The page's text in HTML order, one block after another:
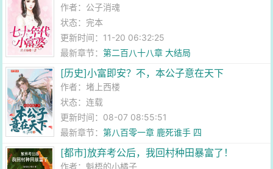
作者： 公子消魂
状态：完本
更新时间：11-20 06:32:25
最新章节：第二百八十八章 大结局
[历史]小富即安？不，本公子意在天下
作者：堵上西楼
状态：连载
更新时间：08-07 08:55:51
最新章节：第八百零一章 鹿死谁手 四
[都市]放弃考公后，我回村种田暴富了！
作者： 魁梧的小橘子